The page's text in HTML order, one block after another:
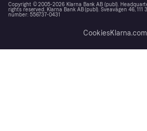
Copyright © 2005-2026 Klarna Bank AB (publ).
rights reserved. Klarna Bank AB (publ). Sveavägen 46, 111
number: 556737-0431
CookiesKlarna.com